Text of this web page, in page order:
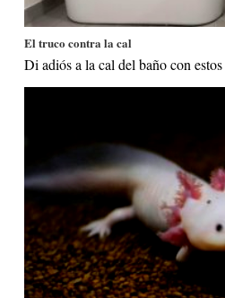
El truco contra la cal
Di adiós a la cal del baño con